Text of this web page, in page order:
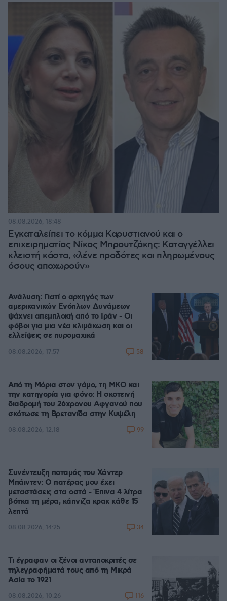
Εγκαταλείπει το κόμμα Καρυστιανού και ο
επιχειρηματίας Νίκος Μπρουτζάκης: Καταγγέλλει
κλειστή κάστα, «λένε προδότες και πληρωμένους
όσους αποχωρούν»
08.08.2026, 18:48
Ανάλυση: Γιατί ο αρχηγός των
αμερικανικών Ενόπλων Δυνάμεων
ψάχνει απεμπλοκή από το Ιράν - Οι
φόβοι για μια νέα κλιμάκωση και οι
ελλείψεις σε πυρομαχικά
08.08.2026, 17:57 58
Από τη Μόρια στον γάμο, τη ΜΚΟ και
την κατηγορία για φόνο: Η σκοτεινή
διαδρομή του 26χρονου Αφγανού που
σκότωσε τη Βρετανίδα στην Κυψέλη
08.08.2026, 12:18 99
Συνέντευξη ποταμός του Χάντερ
Μπάιντεν: Ο πατέρας μου έχει
μεταστάσεις στα οστά - Έπινα 4 λίτρα
βότκα τη μέρα, κάπνιζα κρακ κάθε 15
λεπτά
08.08.2026, 14:25 34
Τι έγραφαν οι ξένοι ανταποκριτές σε
τηλεγραφήματά τους από τη Μικρά
Ασία το 1921
08.08.2026, 10:26 116